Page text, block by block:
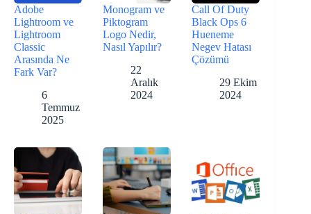
Adobe
Lightroom ve
Lightroom
Classic
Arasında Ne
Fark Var?
6
Temmuz
2025
Monogram ve
Piktogram
Logo Nedir,
Nasıl Yapılır?
22
Aralık
2024
Call Of Duty
Black Ops 6
Hueneme
Negev Hatası
Çözümü
29 Ekim
2024